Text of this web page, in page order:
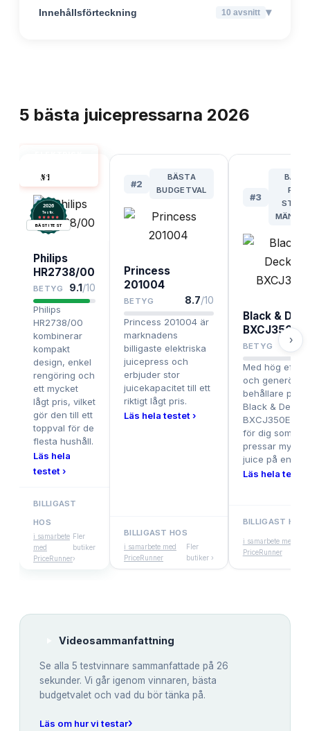
Innehållsförteckning 10 avsnitt ▾
5 bästa juicepressarna 2026
BÄST I TEST
#1
2026
Testix.
BÄST I TEST
Philips
HR2738/00
BETYG 9.1/10
Philips
HR2738/00
kombinerar
kompakt
design, enkel
rengöring och
ett mycket
lågt pris, vilket
gör den till ett
toppval för de
flesta hushåll.
Läs hela
testet ›
BILLIGAST
HOS
i samarbete
med
PriceRunner
Fler
butiker
›
#2
BÄSTA
BUDGETVAL
Princess
201004
BETYG 8.7/10
Princess 201004 är
marknadens
billigaste elektriska
juicepress och
erbjuder stor
juicekapacitet till ett
riktigt lågt pris.
Läs hela testet ›
BILLIGAST HOS
i samarbete med
PriceRunner
Fler
butiker ›
#3
BÄST
FÖR
Black &
BXCJ350E
BETYG
Med hög effekt
och generös
behållare
Black & Decker
BXCJ350E
för dig som
pressar mycket
juice på en
Läs hela testet
BILLIGAST HOS
i samarbete med
PriceRunner
›
Videosammanfattning
Se alla 5 testvinnare sammanfattade på 26
sekunder. Vi går igenom vinnaren, bästa
budgetvalet och vad du bör tänka på.
Läs om hur vi testar›